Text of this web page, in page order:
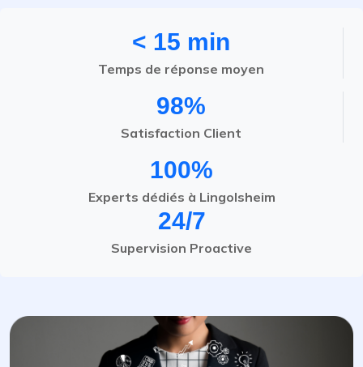
< 15 min
Temps de réponse moyen
98%
Satisfaction Client
100%
Experts dédiés à Lingolsheim
24/7
Supervision Proactive